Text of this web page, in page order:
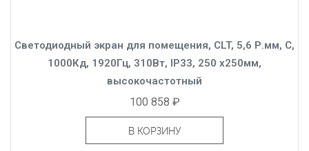
Светодиодный экран для помещения, CLT, 5,6 Р.мм, C,
1000Кд, 1920Гц, 310Вт, IP33, 250 x250мм,
высокочастотный
100 858 ₽
В КОРЗИНУ